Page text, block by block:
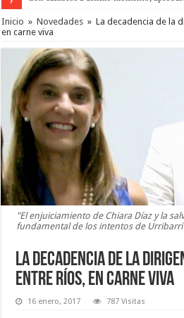
Inicio » Novedades » La decadencia de la
en carne viva
"El enjuiciamiento de Chiara Díaz y la
fundamental de los intentos de
La decadencia de la
Entre Ríos, en carne viva
16 enero, 2017 787 Visitas